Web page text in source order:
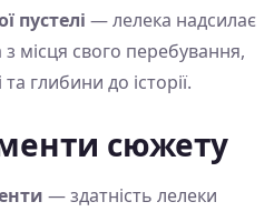
пустелі — лелека надсилає
з місця свого перебування,
глибини до історії.
сюжету
— здатність лелеки